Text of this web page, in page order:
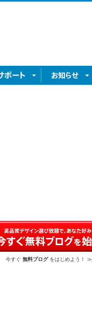
今すぐ 無料ブログをはじめよう！ ≫